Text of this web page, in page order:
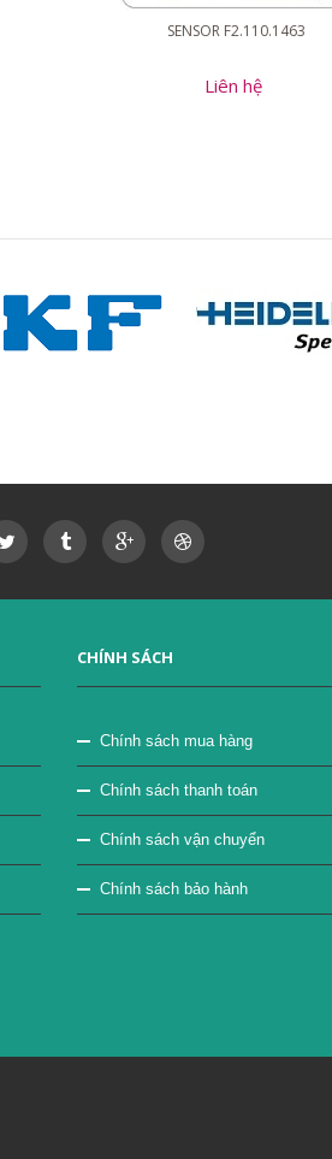
SENSOR F2.110.1463
Liên hệ
CHÍNH SÁCH
Chính sách mua hàng
Chính sách thanh toán
Chính sách vận chuyển
Chính sách bảo hành